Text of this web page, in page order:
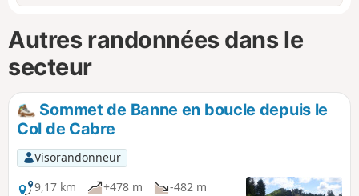
Autres randonnées dans le
secteur
Sommet de Banne en boucle depuis le
Col de Cabre
Visorandonneur
9,17 km
+478 m
-482 m